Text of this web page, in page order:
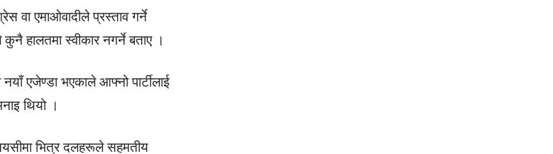
वा एमाओवादीले प्रस्ताव गर्ने
कुनै हालतमा स्वीकार नगर्ने बताए ।
एजेण्डा भएकाले आफ्नो पार्टीलाई
थियो ।
भित्र दलहरूले सहमतीय